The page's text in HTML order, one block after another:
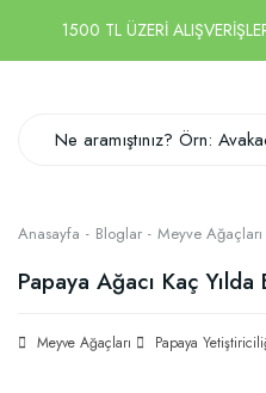
1500 TL ÜZERİ
Anasayfa Bloglar Meyve Ağaçları
Papaya Ağacı Kaç Yılda
Meyve Ağaçları Papaya